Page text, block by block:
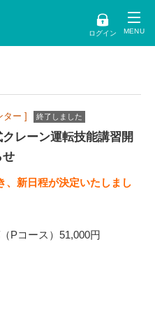
ログイン
ター ] 終了しました
レーン運転技能講習開
せ
、新日程が決定いたしまし
Pコース）51,000円